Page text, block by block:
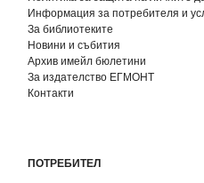
Информация за потребителя и
За библиотеките
Новини и събития
Архив имейл бюлетини
За издателство ЕГМОНТ
Контакти
ПОТРЕБИТЕЛ